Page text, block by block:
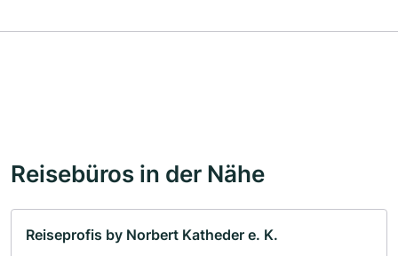
Reisebüros in der Nähe
Reiseprofis by Norbert Katheder e. K.